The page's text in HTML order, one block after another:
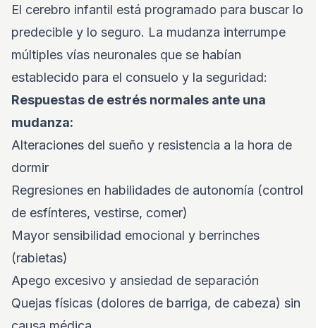
El cerebro infantil está programado para buscar lo
predecible y lo seguro. La mudanza interrumpe
múltiples vías neuronales que se habían
establecido para el consuelo y la seguridad:
Respuestas de estrés normales ante una
mudanza:
Alteraciones del sueño y resistencia a la hora de
dormir
Regresiones en habilidades de autonomía (control
de esfínteres, vestirse, comer)
Mayor sensibilidad emocional y berrinches
(rabietas)
Apego excesivo y ansiedad de separación
Quejas físicas (dolores de barriga, de cabeza) sin